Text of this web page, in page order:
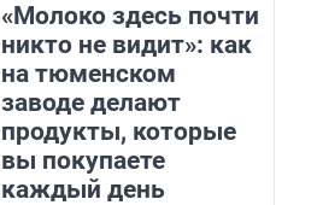
«Молоко здесь почти
никто не видит»: как
на тюменском
заводе делают
продукты, которые
вы покупаете
каждый день